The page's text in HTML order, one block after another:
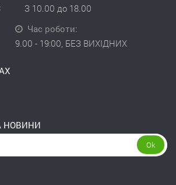
З 10.00 до 18.00
Час роботи:
9.00 - 19:00, БЕЗ ВИХІДНИХ
НОВИНИ
Ok